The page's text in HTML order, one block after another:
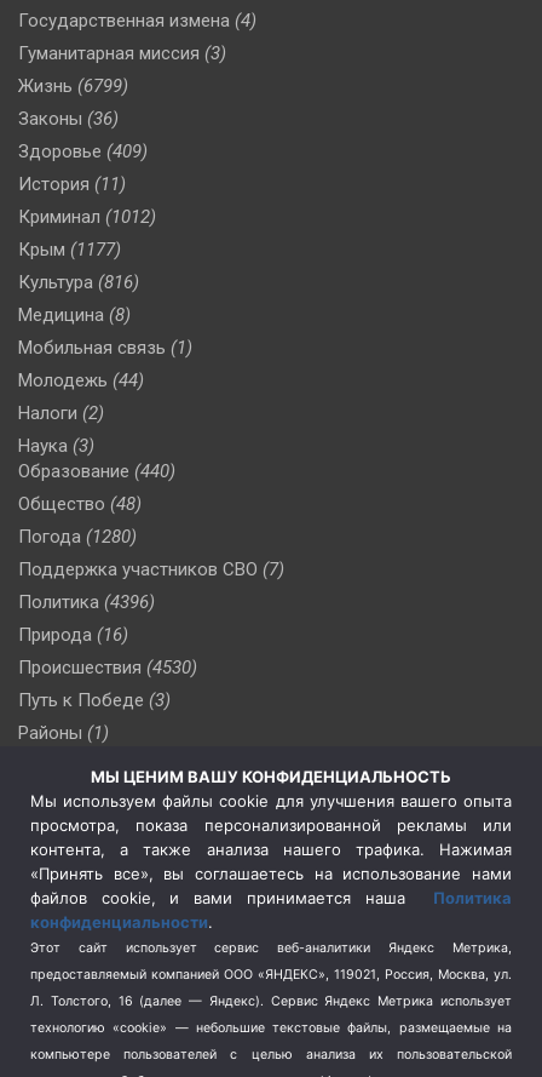
Государственная измена (4)
Гуманитарная миссия (3)
Жизнь (6799)
Законы (36)
Здоровье (409)
История (11)
Криминал (1012)
Крым (1177)
Культура (816)
Медицина (8)
Мобильная связь (1)
Молодежь (44)
Налоги (2)
Наука (3)
Образование (440)
Общество (48)
Погода (1280)
Поддержка участников СВО (7)
Политика (4396)
Природа (16)
Происшествия (4530)
Путь к Победе (3)
Районы (1)
(509)
Сельское хозяйство (3)
Социальная политика
(3)
Спецоперация в Украине
Спецоперация на Украине
(404)
Спорт (740)
Терроризм (1)
Транспорт (262)
Туризм (178)
МЫ ЦЕНИМ ВАШУ КОНФИДЕНЦИАЛЬНОСТЬ
Мы используем файлы cookie для улучшения вашего опыта
просмотра, показа персонализированной рекламы или
контента, а также анализа нашего трафика. Нажимая
«Принять все», вы соглашаетесь на использование нами
файлов cookie, и вами принимается наша Политика
конфиденциальности.
Этот сайт использует сервис веб-аналитики Яндекс Метрика,
предоставляемый компанией ООО «ЯНДЕКС», 119021, Россия, Москва, ул.
Л. Толстого, 16 (далее — Яндекс). Сервис Яндекс Метрика использует
технологию «cookie» — небольшие текстовые файлы, размещаемые на
компьютере пользователей с целью анализа их пользовательской